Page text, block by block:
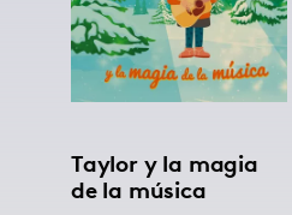
Taylor y la magia
de la música